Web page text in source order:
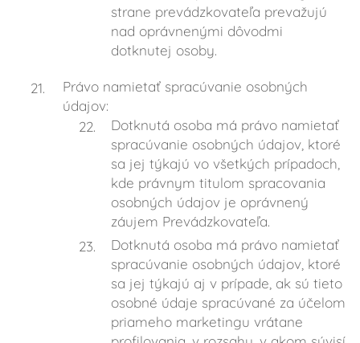
strane prevádzkovateľa prevažujú
nad oprávnenými dôvodmi
dotknutej osoby.
Právo namietať spracúvanie osobných
údajov:
Dotknutá osoba má právo namietať
spracúvanie osobných údajov, ktoré
sa jej týkajú vo všetkých prípadoch,
kde právnym titulom spracovania
osobných údajov je oprávnený
záujem Prevádzkovateľa.
Dotknutá osoba má právo namietať
spracúvanie osobných údajov, ktoré
sa jej týkajú aj v prípade, ak sú tieto
osobné údaje spracúvané za účelom
priameho marketingu vrátane